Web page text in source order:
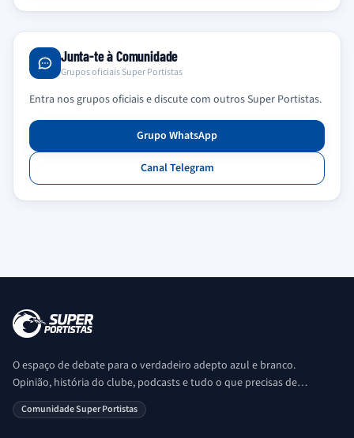
Junta-te à Comunidade
Grupos oficiais Super Portistas
Entra nos grupos oficiais e discute com outros Super Portistas.
Grupo WhatsApp
Canal Telegram
O espaço de debate para o verdadeiro adepto azul e branco.
Opinião, história do clube, podcasts e tudo o que precisas de
saber sobre o universo Porto. Ser Porto é aqui!
Comunidade Super Portistas